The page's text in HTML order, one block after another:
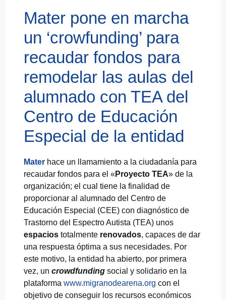
Mater pone en marcha
un ‘crowfunding’ para
recaudar fondos para
remodelar las aulas del
alumnado con TEA del
Centro de Educación
Especial de la entidad
Mater hace un llamamiento a la ciudadanía para
recaudar fondos para el «Proyecto TEA» de la
organización; el cual tiene la finalidad de
proporcionar al alumnado del Centro de
Educación Especial (CEE) con diagnóstico de
Trastorno del Espectro Autista (TEA) unos
espacios totalmente renovados, capaces de dar
una respuesta óptima a sus necesidades. Por
este motivo, la entidad ha abierto, por primera
vez, un crowdfunding social y solidario en la
plataforma www.migranodearena.org con el
objetivo de conseguir los recursos económicos